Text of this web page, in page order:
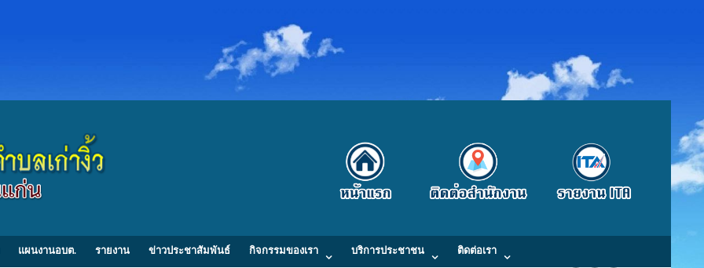
แผนงานอบต. รายงาน ข่าวประชาสัมพันธ์ กิจกรรมของเรา บริการประชาชน ติดต่อเรา